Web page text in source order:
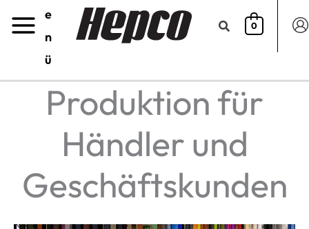
e
n
ü
0
Produktion für
Händler und
Geschäftskunden